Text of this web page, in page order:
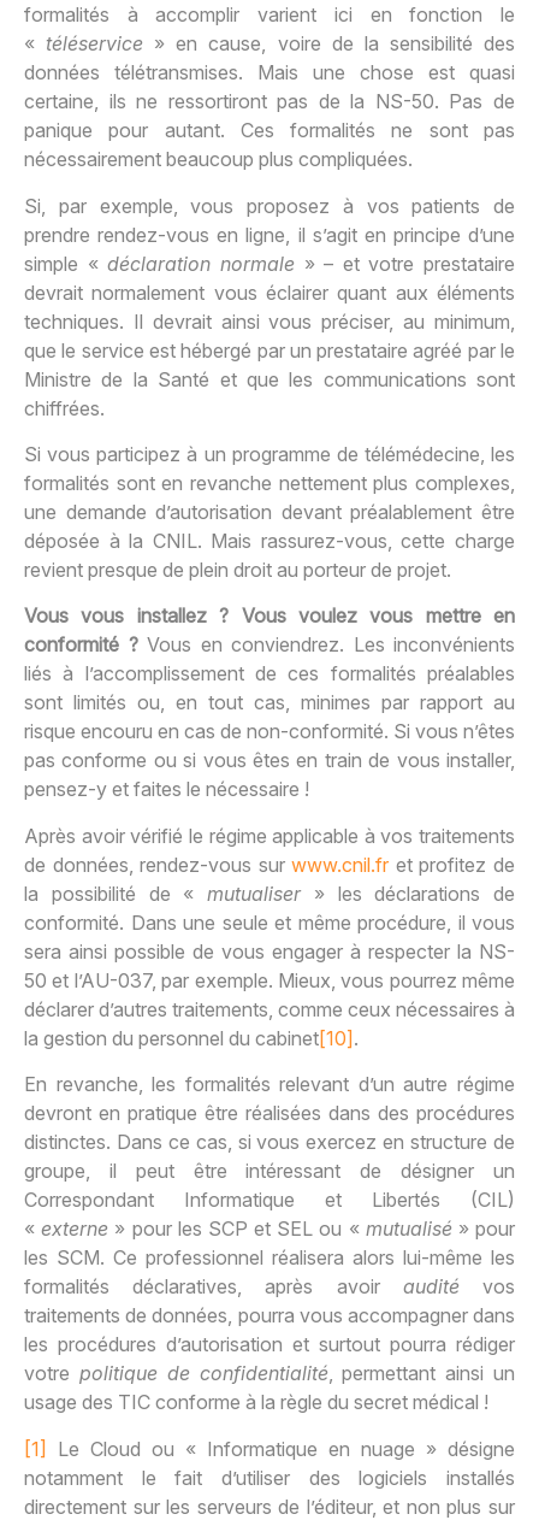
formalités à accomplir varient ici en fonction le
«téléservice » en cause, voire de la sensibilité des
données télétransmises. Mais une chose est quasi
certaine, ils ne ressortiront pas de la NS-50. Pas de
panique pour autant. Ces formalités ne sont pas
nécessairement beaucoup plus compliquées.
Si, par exemple, vous proposez à vos patients de
prendre rendez-vous en ligne, il s’agit en principe d’une
simple «déclaration normale » – et votre prestataire
devrait normalement vous éclairer quant aux éléments
techniques. Il devrait ainsi vous préciser, au minimum,
que le service est hébergé par un prestataire agréé par le
Ministre de la Santé et que les communications sont
chiffrées.
Si vous participez à un programme de télémédecine, les
formalités sont en revanche nettement plus complexes,
une demande d’autorisation devant préalablement être
déposée à la CNIL. Mais rassurez-vous, cette charge
revient presque de plein droit au porteur de projet.
Vous vous installez ? Vous voulez vous mettre en
conformité ?Vous en conviendrez. Les inconvénients
liés à l’accomplissement de ces formalités préalables
sont limités ou, en tout cas, minimes par rapport au
risque encouru en cas de non-conformité. Si vous n’êtes
pas conforme ou si vous êtes en train de vous installer,
pensez-y et faites le nécessaire !
Après avoir vérifié le régime applicable à vos traitements
de données, rendez-vous surwww.cnil.fr et profitez de
la possibilité de « mutualiser » les déclarations de
conformité. Dans une seule et même procédure, il vous
sera ainsi possible de vous engager à respecter la NS-
50 et l’AU-037, par exemple. Mieux, vous pourrez même
déclarer d’autres traitements, comme ceux nécessaires à
la gestion du personnel du cabinet[10].
En revanche, les formalités relevant d’un autre régime
devront en pratique être réalisées dans des procédures
distinctes. Dans ce cas, si vous exercez en structure de
groupe, il peut être intéressant de désigner un
Correspondant Informatique et Libertés (CIL)
«externe » pour les SCP et SEL ou « mutualisé » pour
les SCM. Ce professionnel réalisera alors lui-même les
formalités déclaratives, après avoir auditévos
traitements de données, pourra vous accompagner dans
les procédures d’autorisation et surtout pourra rédiger
votre politique de confidentialité, permettant ainsi un
usage des TIC conforme à la règle du secret médical !
[1]
Le Cloud ou « Informatique en nuage » désigne
notamment le fait d’utiliser des logiciels installés
directement sur les serveurs de l’éditeur, et non plus sur